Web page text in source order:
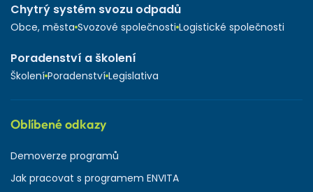
Chytrý systém svozu odpadů
Obce, města Svozové společnosti Logistické společnosti
Poradenství a školení
Školení Poradenství Legislativa
Oblíbené odkazy
Demoverze programů
Jak pracovat s programem ENVITA